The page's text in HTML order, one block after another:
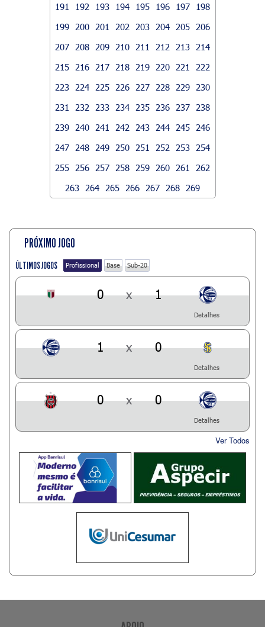
191
192 193 194 195 196 197
198
199
200 201 202 203 204 205
206
207
208 209 210 211 212 213
214
215
216 217 218 219 220 221
222
223
224 225 226 227 228 229
230
231
232 233 234 235 236 237
238
239
240 241 242 243 244 245
246
247
248 249 250 251 252 253
254
255
256 257 258 259 260 261
262
263
264 265 266 267 268 269
PRÓXIMO JOGO
ÚLTIMOS JOGOS Profissional Base Sub-20
0 x 1
Detalhes
1 x 0
Detalhes
0 x 0
Detalhes
Ver Todos